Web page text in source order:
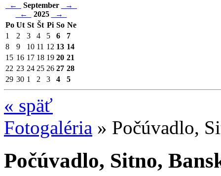
← September
→
←
2025
→
Po Ut St Št Pi So Ne
1
2 3 4 5 6
7
8
9 10 11 12 13 14
15 16 17 18 19 20 21
22 23 24 25 26 27 28
29 30 1 2 3 4 5
« späť
Fotogaléria » Počúvadlo,
Počúvadlo, Sitno,